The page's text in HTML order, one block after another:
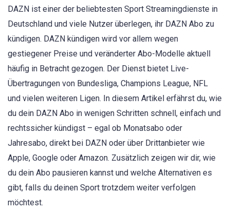
DAZN ist einer der beliebtesten Sport Streamingdienste in
Deutschland und viele Nutzer überlegen, ihr DAZN Abo zu
kündigen. DAZN kündigen wird vor allem wegen
gestiegener Preise und veränderter Abo-Modelle aktuell
häufig in Betracht gezogen. Der Dienst bietet Live-
Übertragungen von Bundesliga, Champions League, NFL
und vielen weiteren Ligen. In diesem Artikel erfährst du, wie
du dein DAZN Abo in wenigen Schritten schnell, einfach und
rechtssicher kündigst – egal ob Monatsabo oder
Jahresabo, direkt bei DAZN oder über Drittanbieter wie
Apple, Google oder Amazon. Zusätzlich zeigen wir dir, wie
du dein Abo pausieren kannst und welche Alternativen es
gibt, falls du deinen Sport trotzdem weiter verfolgen
möchtest.